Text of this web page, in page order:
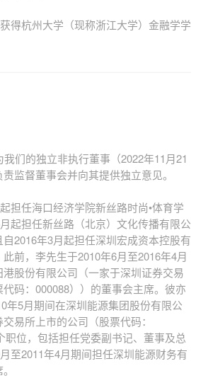
得杭州大学（现称浙江大学）金融学学
们的独立非执行董事（2022年11月21
监督董事会并向其提供独立意见。
担任海口经济学院新丝路时尚•体育学
起担任新丝路（北京）文化传播有限公
2016年3月起担任深圳宏成资本控股有
前，李先生于2010年6月至2016年4月
股份有限公司（一家于深圳证券交易
码：000088））的董事会主席。彼亦
年5月期间在深圳能源集团股份有限公
易所上市的公司（股票代码：
职位，包括担任党委副书记、董事及总
至2011年4月期间担任深圳能源财务有